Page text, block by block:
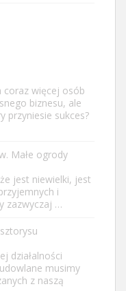
coraz więcej osób
biznesu, ale
przyniesie sukces?
Małe ogrody
jest niewielki, jest
i
zazwyczaj …
działalności
musimy
z naszą